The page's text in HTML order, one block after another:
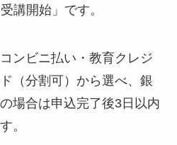
講開始」です。
ンビニ払い・教育クレジ
（分割可）から選べ、銀
場合は申込完了後3日以内
。